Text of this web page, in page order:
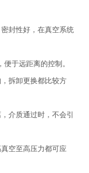
封性好，在真空系统
于远距离的控制。
拆卸更换都比较方
介质通过时，不会引
空至高压力都可应